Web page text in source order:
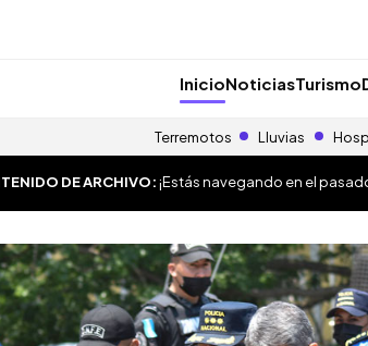
InicioNoticiasTurismo
Terremotos Lluvias
DE ARCHIVO:¡Estás navegando en el